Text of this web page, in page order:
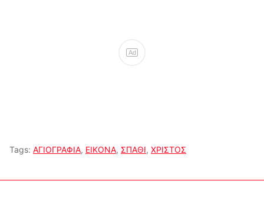
Ad
Tags: ΑΓΙΟΓΡΑΦΙΑ, ΕΙΚΟΝΑ, ΣΠΑΘΙ, ΧΡΙΣΤΟΣ